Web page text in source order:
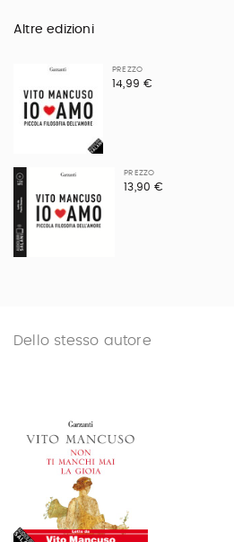
Altre edizioni
PREZZO
14,99 €
PREZZO
13,90 €
Dello stesso autore